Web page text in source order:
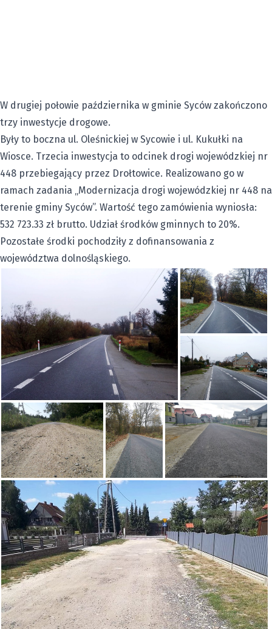
W drugiej połowie października w gminie Syców zakończono
trzy inwestycje drogowe.
Były to boczna ul. Oleśnickiej w Sycowie i ul. Kukułki na
Wiosce. Trzecia inwestycja to odcinek drogi wojewódzkiej nr
448 przebiegający przez Drołtowice. Realizowano go w
ramach zadania „Modernizacja drogi wojewódzkiej nr 448 na
terenie gminy Syców”. Wartość tego zamówienia wyniosła:
532 723.33 zł brutto. Udział środków gminnych to 20%.
Pozostałe środki pochodziły z dofinansowania z
województwa dolnośląskiego.